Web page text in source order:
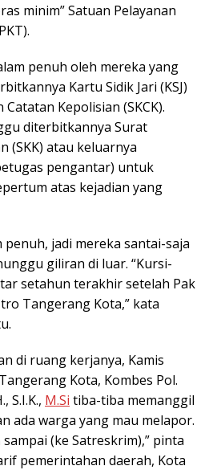
minim” Satuan Pelayanan
penuh oleh mereka yang
Kartu Sidik Jari (KSJ)
Kepolisian (SKCK).
diterbitkannya Surat
(SKK) atau keluarnya
pengantar) untuk
atas kejadian yang
penuh, jadi mereka santai-saja
giliran di luar. “Kursi-
setahun terakhir setelah Pak
Tangerang Kota,” kata
di ruang kerjanya, Kamis
Kota, Kombes Pol.
S.I.K., M.Si tiba-tiba memanggil
ada warga yang mau melapor.
(ke Satreskrim),” pinta
pemerintahan daerah, Kota